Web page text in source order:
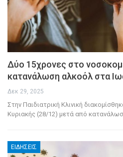
Δύο 15χρονες στο
κατανάλωση αλκοόλ στα
Δεκ 29, 2025
Στην Παιδιατρική Κλινική
Κυριακής (28/12) μετά από
ΕΙΔΉΣΕΙΣ